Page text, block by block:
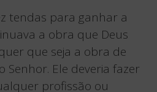
tendas para ganhar a
a obra que Deus
que seja a obra de
Senhor. Ele deveria fazer
profissão ou